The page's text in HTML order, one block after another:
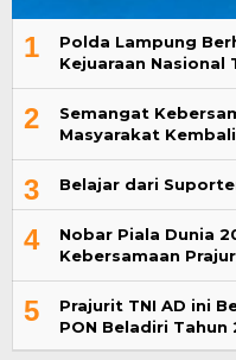
1
Polda Lampung
Kejuaraan
2
Semangat
Masyarakat
3 Belajar dari
4
Nobar Piala Dunia
Kebersamaan
5
Prajurit TNI AD ini
PON Beladiri Tahun